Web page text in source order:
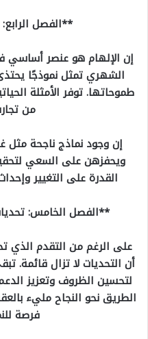
**الفصل
إن الإلهام هو عنصر أساسي
الشهري تمثل نموذجًا
طموحاتها. توفر الأمثلة
من
إن وجود نماذج ناجحة مثل
ويحفزهن على السعي
القدرة على التغيير
**الفصل الخامس:
على الرغم من التقدم الذي
أن التحديات لا تزال قائمة.
لتحسين الظروف وتعزيز
الطريق نحو النجاح مليء
فرصة